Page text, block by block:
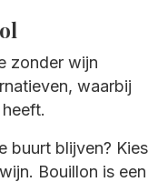
zonder wijn
waarbij
buurt blijven? Kies
Bouillon is een